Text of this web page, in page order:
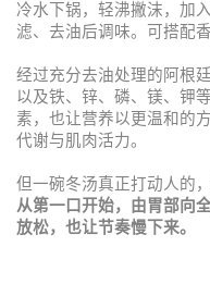
冷水下锅，轻沸撇沫，加
滤、去油后调味。可搭配
经过充分去油处理的阿根
以及铁、锌、磷、镁、钾
素，也让营养以更温和的
代谢与肌肉活力。
但一碗冬汤真正打动人的
从第一口开始，由胃部向
放松，也让节奏慢下来。